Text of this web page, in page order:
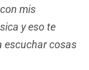
mis
y eso te
escuchar cosas